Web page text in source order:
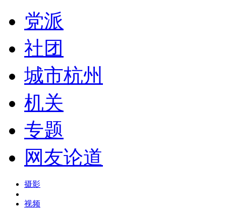
党派
社团
城市杭州
机关
专题
网友论道
摄影
视频